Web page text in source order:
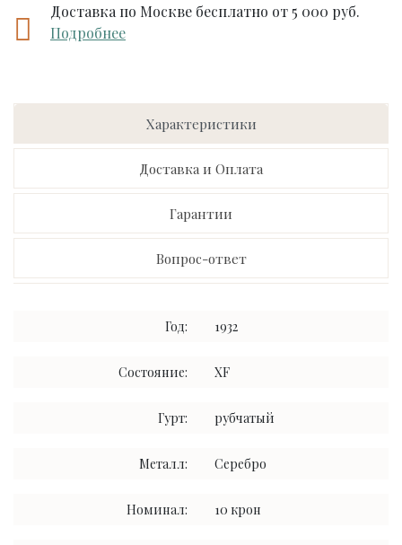
Доставка по Москве бесплатно от 5 000 руб.
Подробнее
Характеристики
Доставка и Оплата
Гарантии
Вопрос-ответ
Год: 1932
Состояние: XF
Гурт: рубчатый
Металл: Серебро
Номинал: 10 крон